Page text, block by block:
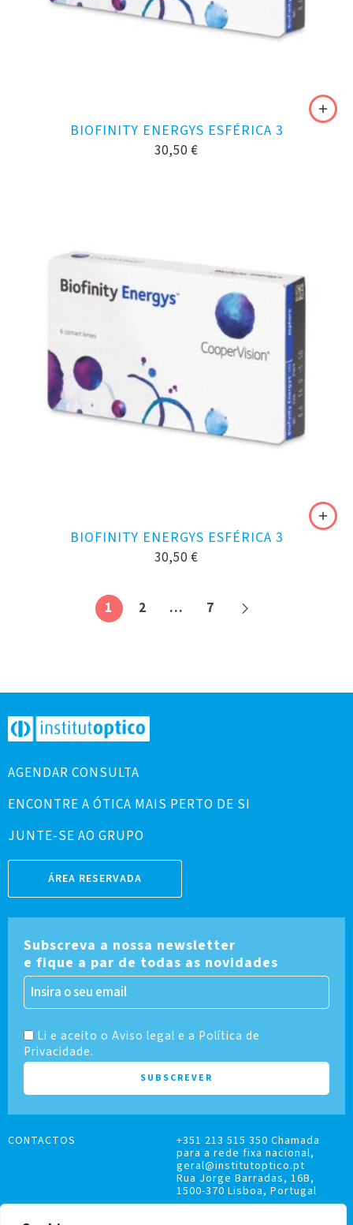
BIOFINITY ENERGYS ESFÉRICA 3
30,50 €
BIOFINITY ENERGYS ESFÉRICA 3
30,50 €
1 2 … 7
AGENDAR CONSULTA
ENCONTRE A ÓTICA MAIS PERTO DE SI
JUNTE-SE AO GRUPO
ÁREA RESERVADA
Subscreva a nossa newsletter
e fique a par de todas as novidades
Li e aceito o Aviso legal e a Política de
Privacidade.
CONTACTOS
+351 213 515 350 Chamada
para a rede fixa nacional,
geral@institutoptico.pt
Rua Jorge Barradas, 16B,
1500-370 Lisboa, Portugal